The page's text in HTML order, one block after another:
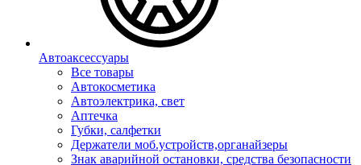
Автоаксессуары
Все товары
Автокосметика
Автоэлектрика, свет
Аптечка
Губки, салфетки
Держатели моб.устройств,органайзеры
Знак аварийной остановки, средства безопасности